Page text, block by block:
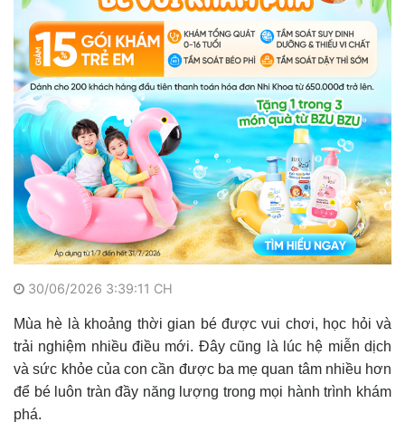
30/06/2026 3:39:11 CH
Mùa hè là khoảng thời gian bé được vui chơi, học hỏi và
trải nghiệm nhiều điều mới. Đây cũng là lúc hệ miễn dịch
và sức khỏe của con cần được ba mẹ quan tâm nhiều hơn
để bé luôn tràn đầy năng lượng trong mọi hành trình khám
phá.